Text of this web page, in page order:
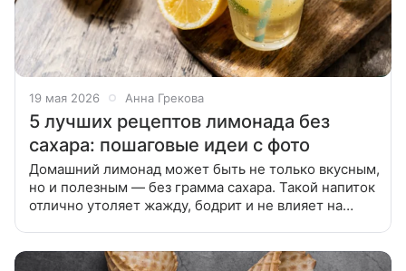
19 мая 2026 Анна Грекова
5 лучших рецептов лимонада без
сахара: пошаговые идеи с фото
Домашний лимонад может быть не только вкусным,
но и полезным — без грамма сахара. Такой напиток
отлично утоляет жажду, бодрит и не влияет на